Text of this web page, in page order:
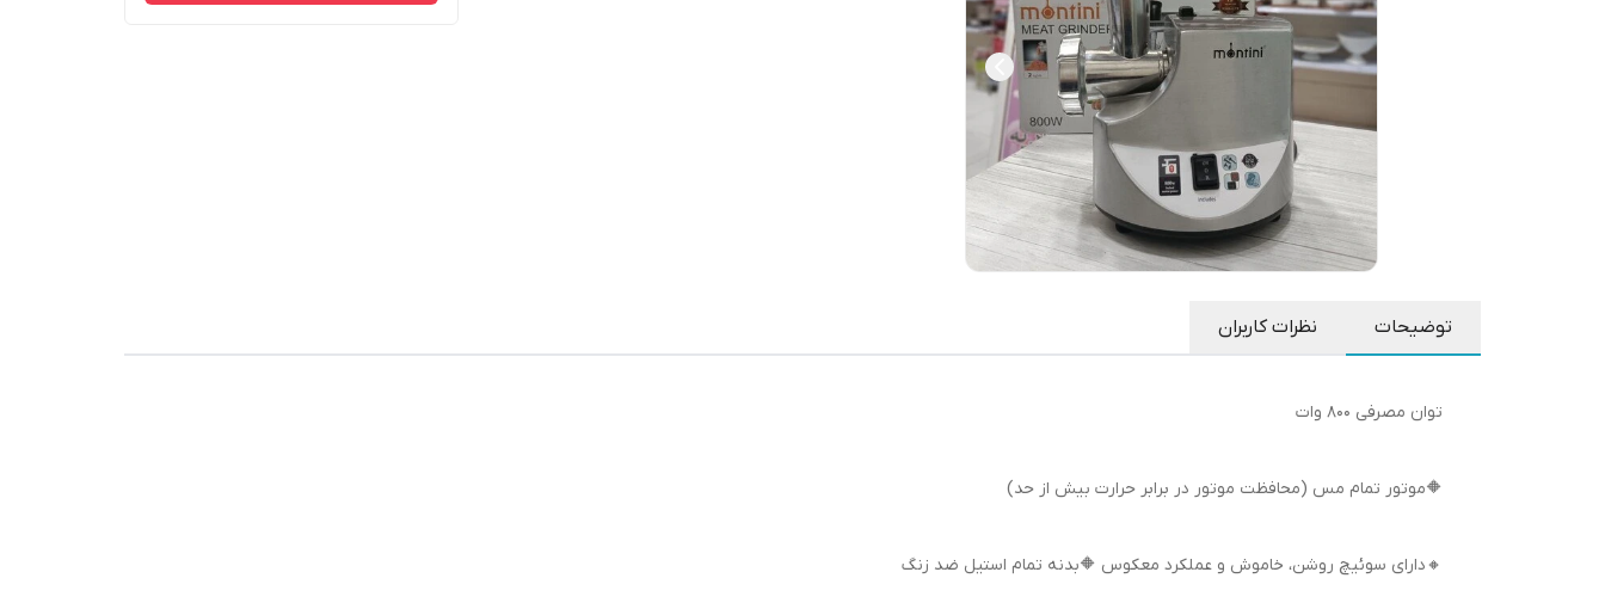
توضیحات نظرات کاربران
توان مصرفی 800 وات
🔶موتور تمام مس (محافظت موتور در برابر حرارت بیش از حد)
🔸دارای سوئیچ روشن، خاموش و عملکرد معکوس 🔶بدنه تمام استیل ضد زنگ